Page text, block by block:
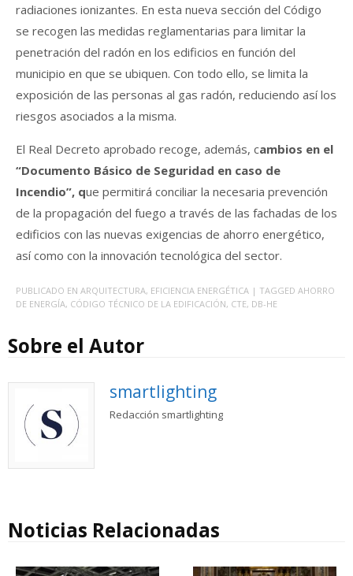
radiaciones ionizantes. En esta nueva sección del Código
se recogen las medidas reglamentarias para limitar la
penetración del radón en los edificios en función del
municipio en que se ubiquen. Con todo ello, se limita la
exposición de las personas al gas radón, reduciendo así los
riesgos asociados a la misma.
El Real Decreto aprobado recoge, además, cambios en el
“Documento Básico de Seguridad en caso de
Incendio”, que permitirá conciliar la necesaria prevención
de la propagación del fuego a través de las fachadas de los
edificios con las nuevas exigencias de ahorro energético,
así como con la innovación tecnológica del sector.
PUBLICADO EN ARQUITECTURA, EFICIENCIA ENERGÉTICA | TAGGED AHORRO
DE ENERGÍA, CÓDIGO TÉCNICO DE LA EDIFICACIÓN, CTE, DB-HE
Sobre el Autor
smartlighting
Redacción smartlighting
Noticias Relacionadas